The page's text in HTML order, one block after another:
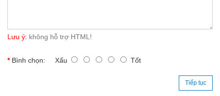
Lưu ý: không hỗ trợ HTML!
Bình chọn: Xấu Tốt
Tiếp tục